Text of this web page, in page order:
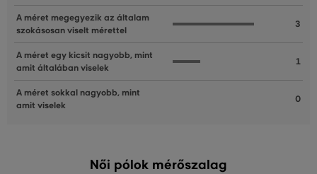
A méret megegyezik az általam
szokásosan viselt mérettel
3
A méret egy kicsit nagyobb, mint
amit általában viselek
1
A méret sokkal nagyobb, mint
amit viselek
0
Női pólok mérőszalag